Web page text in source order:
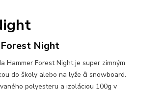
Night
Hammer Forest Night je super zimným
do školy alebo na lyže či snowboard.
polyesteru a izoláciou 100g v